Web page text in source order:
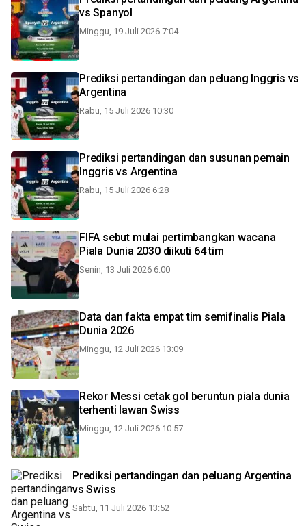
vs Spanyol
Minggu, 19 Juli 2026 7:04
Prediksi pertandingan dan peluang Inggris vs
Argentina
Rabu, 15 Juli 2026 10:30
Prediksi pertandingan dan susunan pemain
Inggris vs Argentina
Rabu, 15 Juli 2026 6:28
FIFA sebut mulai pertimbangkan wacana
Piala Dunia 2030 diikuti 64 tim
Senin, 13 Juli 2026 6:00
Data dan fakta empat tim semifinalis Piala
Dunia 2026
Minggu, 12 Juli 2026 13:09
Rekor Messi cetak gol beruntun piala dunia
terhenti lawan Swiss
Minggu, 12 Juli 2026 10:57
Prediksi pertandingan dan peluang Argentina
vs Swiss
Sabtu, 11 Juli 2026 13:52